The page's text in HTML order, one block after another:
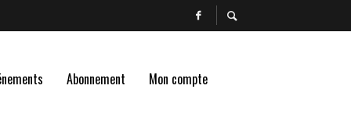
Abonnement Mon compte